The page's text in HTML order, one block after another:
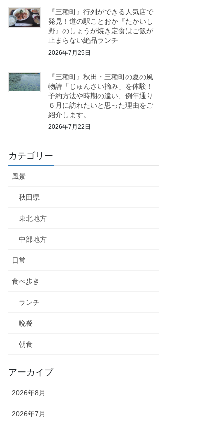
『三種町』行列ができる人気店で
発見！道の駅ことおか『たかいし
野』のしょうが焼き定食はご飯が
止まらない絶品ランチ
2026年7月25日
『三種町』秋田・三種町の夏の風
物詩「じゅんさい摘み」を体験！
予約方法や時期の違い、例年通り
６月に訪れたいと思った理由をご
紹介します。
2026年7月22日
カテゴリー
風景
秋田県
東北地方
中部地方
日常
食べ歩き
ランチ
晩餐
朝食
アーカイブ
2026年8月
2026年7月